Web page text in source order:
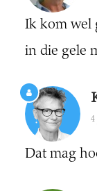
Ik kom wel
in die gele
4
Dat mag